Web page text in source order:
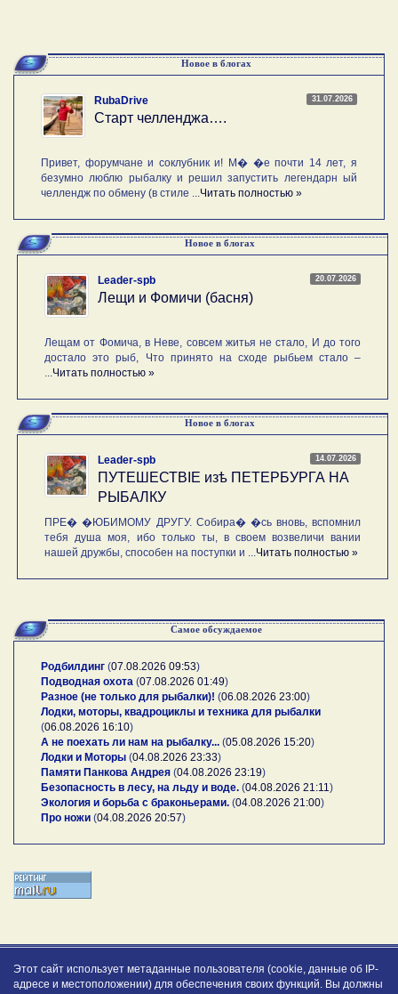
Новое в блогах
31.07.2026
RubaDrive
Старт челленджа….
Привет, форумчане и соклубник и! М� �е почти 14 лет, я
безумно люблю рыбалку и решил запустить легендарн ый
челлендж по обмену (в стиле ... Читать полностью »
Новое в блогах
20.07.2026
Leader-spb
Лещи и Фомичи (басня)
Лещам от Фомича, в Неве, совсем житья не стало, И до того
достало это рыб, Что принято на сходе рыбьем стало –
Читать полностью »
Новое в блогах
14.07.2026
Leader-spb
ПУТЕШЕСТВIE изѣ ПЕТЕРБУРГА НА
РЫБАЛКУ
ПРЕ� �ЮБИМОМУ ДРУГУ. Собира� �сь вновь, вспомнил
тебя душа моя, ибо только ты, в своем возвеличи вании
нашей дружбы, способен на поступки и ... Читать полностью »
Самое обсуждаемое
Родбилдинг (07.08.2026 09:53)
Подводная охота (07.08.2026 01:49)
Разное (не только для рыбалки)! (06.08.2026 23:00)
Лодки, моторы, квадроциклы и техника для рыбалки
(06.08.2026 16:10)
А не поехать ли нам на рыбалку... (05.08.2026 15:20)
Лодки и Моторы (04.08.2026 23:33)
Памяти Панкова Андрея (04.08.2026 23:19)
Безопасность в лесу, на льду и воде. (04.08.2026 21:11 )
Экология и борьба с браконьерами. (04.08.2026 21:00)
Про ножи (04.08.2026 20:57)
Этот сайт использует метаданные пользователя (cookie, данные об IP-
адресе и местоположении) для обеспечения своих функций. Вы должны